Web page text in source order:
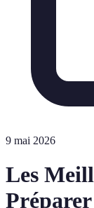
9 mai 2026
Les
Préparer